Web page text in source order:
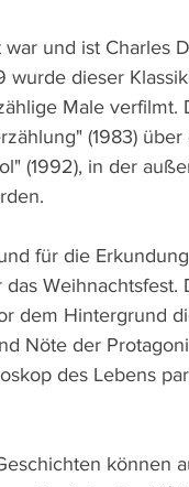
und ist Charles
wurde dieser
Male
(1983)
(1992), in der
für die
dem Hintergrund
Nöte der
des Lebens
können